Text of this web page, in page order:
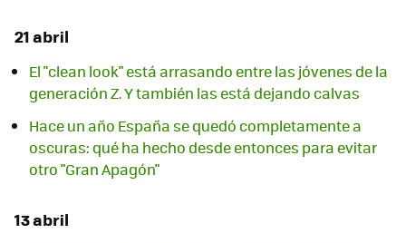
21 abril
El "clean look" está arrasando entre las jóvenes de la
generación Z. Y también las está dejando calvas
Hace un año España se quedó completamente a
oscuras: qué ha hecho desde entonces para evitar
otro "Gran Apagón"
13 abril